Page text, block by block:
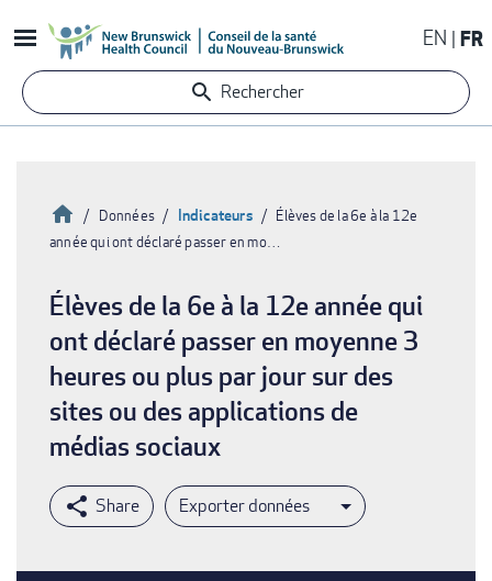
au
contenu
principal
EN FR
Rechercher
d'Ariane
Accueil
Données Indicateurs
Élèves de la 6e à la 12e
année qui ont déclaré passer en mo…
Élèves de la 6e à la 12e année qui
ont déclaré passer en moyenne 3
heures ou plus par jour sur des
sites ou des applications de
médias sociaux
Exporter données